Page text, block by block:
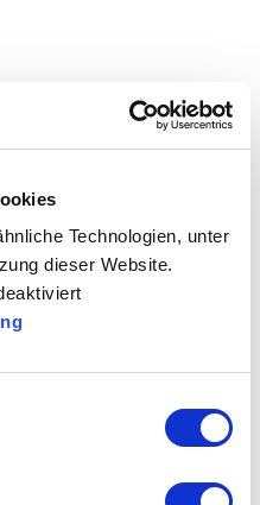
Technologien, unter
dieser Website.
Media Reviews